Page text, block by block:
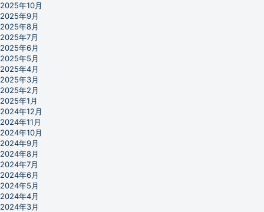
2025年10月
2025年9月
2025年8月
2025年7月
2025年6月
2025年5月
2025年4月
2025年3月
2025年2月
2025年1月
2024年12月
2024年11月
2024年10月
2024年9月
2024年8月
2024年7月
2024年6月
2024年5月
2024年4月
2024年3月